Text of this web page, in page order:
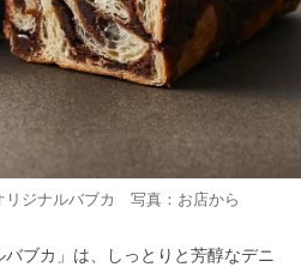
リジナルバブカ 写真：お店から
ブカ」は、しっとりと芳醇なデニ